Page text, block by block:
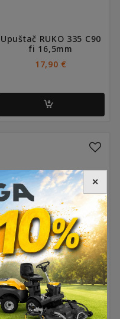
Upuštač RUKO 335 C90
fi 16,5mm
17,90 €
Upuštač RUKO 335 C90
fi 25mm
33,00€
✕